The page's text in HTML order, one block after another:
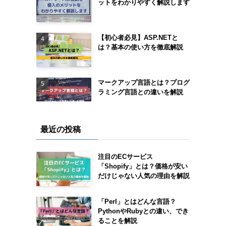
ットをわかりやすく解説します
【初心者必見】ASP.NETと
は？基本の使い方を徹底解説
マークアップ言語とは？プログ
ラミング言語との違いを解説
最近の投稿
注目のECサービス
「Shopify」とは？価格が安い
だけじゃない人気の理由を解説
「Perl」とはどんな言語？
PythonやRubyとの違い、でき
ることを解説